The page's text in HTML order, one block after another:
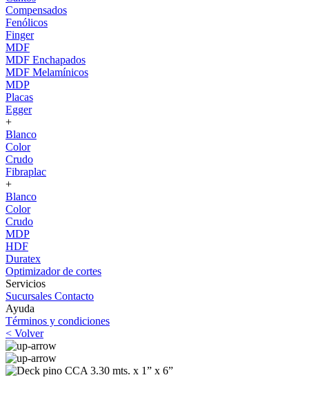
Compensados
Fenólicos
Finger
MDF
MDF Enchapados
MDF Melamínicos
MDP
Placas
Egger
+
Blanco
Color
Crudo
Fibraplac
+
Blanco
Color
Crudo
MDP
HDF
Duratex
Optimizador de cortes
Servicios
Sucursales Contacto
Ayuda
Términos y condiciones
< Volver